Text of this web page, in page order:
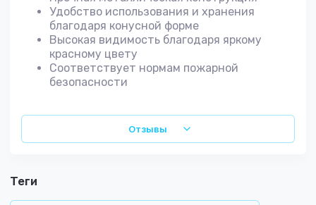
Удобство использования и хранения
благодаря конусной форме
Высокая видимость благодаря яркому
красному цвету
Соответствует нормам пожарной
безопасности
Отзывы
теги